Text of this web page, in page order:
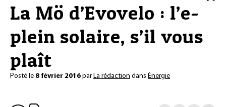
La Mö d’Evovelo : l’e-
plein solaire, s’il vous
plaît
Posté le 8 février 2016 par La rédaction dans Énergie